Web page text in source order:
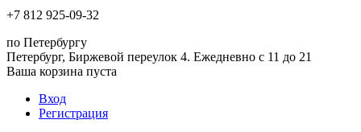
+7 812 925-09-32
по Петербургу
Петербург, Биржевой переулок 4. Ежедневно с 11 до 21
Ваша корзина пуста
Вход
Регистрация